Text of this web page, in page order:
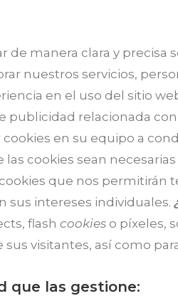
manera clara y precisa
nuestros servicios,
en el uso del sitio
publicidad relacionada
en su equipo a
cookies sean
que nos permitirán
sus intereses individuales.
flash cookies o píxeles,
visitantes, así como
que las gestione: